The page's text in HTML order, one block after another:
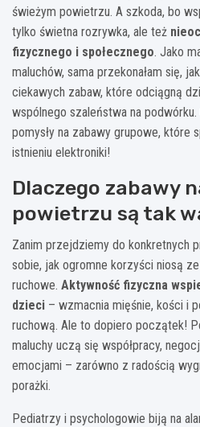
świeżym powietrzu. A szkoda, bo
tylko świetna rozrywka, ale też
fizycznego i społecznego. Jako
maluchów, sama przekonałam się,
ciekawych zabaw, które odciągną
wspólnego szaleństwa na
pomysły na zabawy grupowe, które
istnieniu elektroniki!
Dlaczego zabawy
powietrzu są tak
Zanim przejdziemy do konkretnych
sobie, jak ogromne korzyści niosą
ruchowe. Aktywność fizyczna
dzieci – wzmacnia mięśnie, kości i
ruchową. Ale to dopiero początek!
maluchy uczą się współpracy,
emocjami – zarówno z radością
porażki.
Pediatrzy i psychologowie biją na